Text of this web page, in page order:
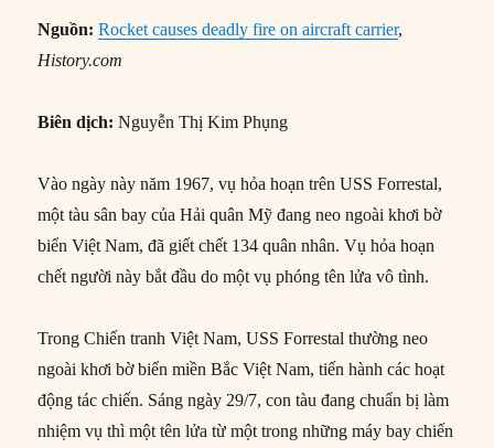
Nguồn:Rocket causes deadly fire on aircraft carrier,
History.com
Biên dịch:Nguyễn Thị Kim Phụng
Vào ngày này năm 1967, vụ hỏa hoạn trên USS Forrestal,
một tàu sân bay của Hải quân Mỹ đang neo ngoài khơi bờ
biển Việt Nam, đã giết chết 134 quân nhân. Vụ hỏa hoạn
chết người này bắt đầu do một vụ phóng tên lửa vô tình.
Trong Chiến tranh Việt Nam, USS Forrestal thường neo
ngoài khơi bờ biển miền Bắc Việt Nam, tiến hành các hoạt
động tác chiến. Sáng ngày 29/7, con tàu đang chuẩn bị làm
nhiệm vụ thì một tên lửa từ một trong những máy bay chiến